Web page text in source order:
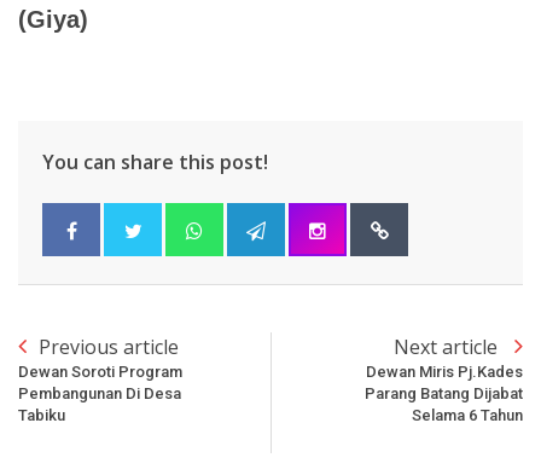
(Giya)
You can share this post!
Previous article
Dewan Soroti Program
Pembangunan Di Desa
Tabiku
Next article
Dewan Miris Pj.Kades
Parang Batang Dijabat
Selama 6 Tahun